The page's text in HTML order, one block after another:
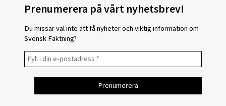
Prenumerera på vårt nyhetsbrev!
Du missar väl inte att få nyheter och viktig information om
Svensk Fäktning?